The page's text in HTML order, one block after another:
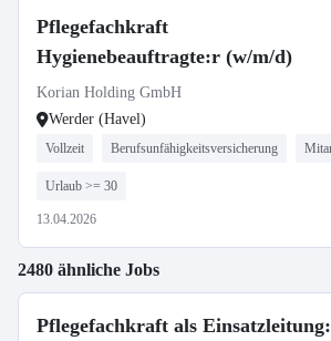
Pflegefachkraft
Hygienebeauftragte:r (w/m/d)
Korian Holding GmbH
Werder (Havel)
Vollzeit Berufsunfähigkeitsversicherung
Urlaub >= 30
13.04.2026
2480 ähnliche Jobs
Pflegefachkraft als Einsatzleitung: